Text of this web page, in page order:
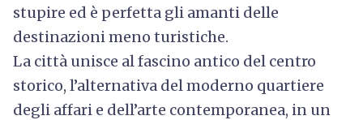
stupire ed è perfetta gli amanti delle
destinazioni meno turistiche.
La città unisce al fascino antico del centro
storico, l’alternativa del moderno quartiere
degli affari e dell’arte contemporanea, in un